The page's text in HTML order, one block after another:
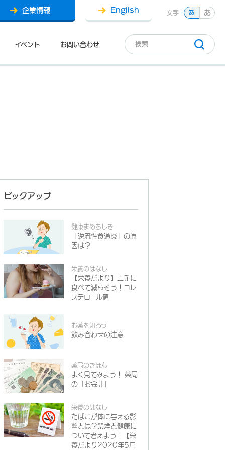
イベント お問い合わせ
企業情報 English 文字 あ あ
ピックアップ
健康まめちしき
「逆流性食道炎」の原
因は？
栄養のはなし
【栄養だより】上手に
食べて減らそう！コレ
ステロール値
お薬を知ろう
飲み合わせの注意
薬局のきほん
よく見てみよう！ 薬局
の「お会計」
栄養のはなし
たばこが体に与える影
響とは？禁煙と健康に
ついて考えよう！【栄
養だより2020年5月